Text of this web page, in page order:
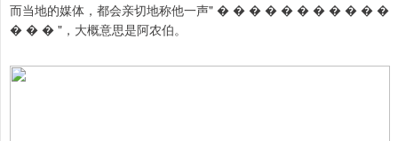
而当地的媒体，都会亲切地称他一声" � � � � � � � � � � �
� � � "，大概意思是阿农伯。